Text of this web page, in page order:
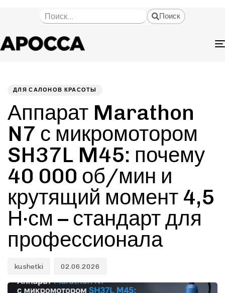
Поиск
ДЛЯ САЛОНОВ КРАСОТЫ
Аппарат Marathon
N7 с микромотором
SH37L M45: почему
40 000 об/мин и
крутящий момент 4,5
Н·см – стандарт для
профессионала
kushetki 02.06.2026